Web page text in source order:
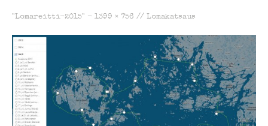
"Lomareitti-2015" - 1399 × 756 // Lomakatsaus